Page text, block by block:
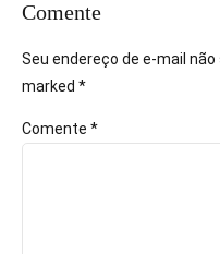
Comente
Seu endereço de e-mail
marked *
Comente *